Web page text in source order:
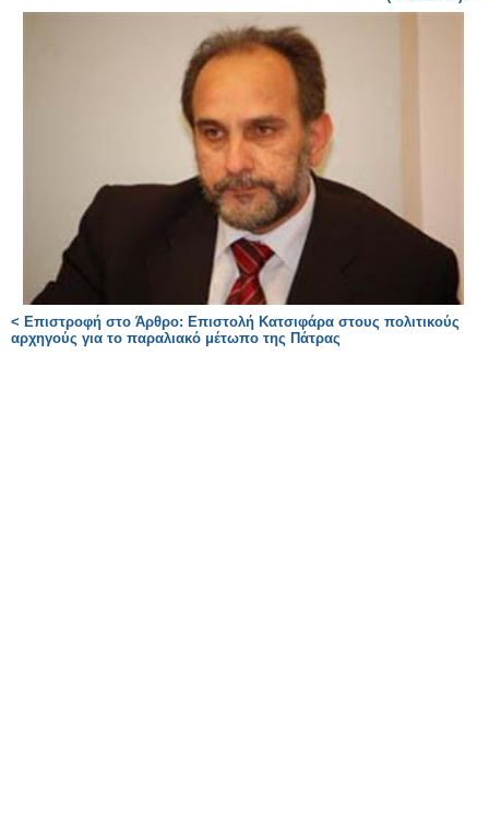
< Επιστροφή στο Άρθρο: Επιστολή Κατσιφάρα στους πολιτικούς
αρχηγούς για το παραλιακό μέτωπο της Πάτρας